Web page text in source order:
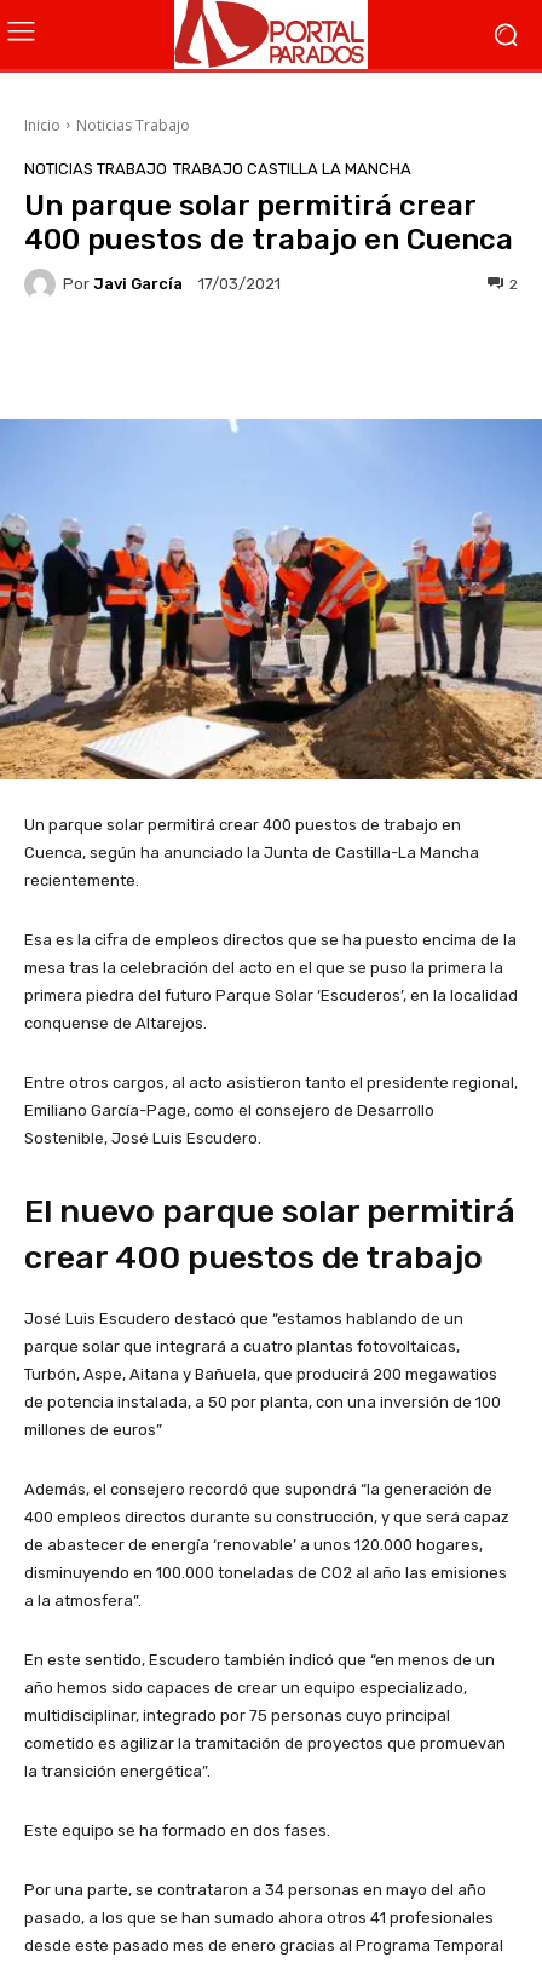
Inicio Noticias Trabajo
NOTICIAS TRABAJO TRABAJO CASTILLA LA MANCHA
Un parque solar permitirá crear
400 puestos de trabajo en Cuenca
Por Javi García 17/03/2021 2
Un parque solar permitirá crear 400 puestos de trabajo en
Cuenca, según ha anunciado la Junta de Castilla-La Mancha
recientemente.
Esa es la cifra de empleos directos que se ha puesto encima de la
mesa tras la celebración del acto en el que se puso la primera la
primera piedra del futuro Parque Solar ‘Escuderos’, en la localidad
conquense de Altarejos.
Entre otros cargos, al acto asistieron tanto el presidente regional,
Emiliano García-Page, como el consejero de Desarrollo
Sostenible, José Luis Escudero.
El nuevo parque solar permitirá
crear 400 puestos de trabajo
José Luis Escudero destacó que “estamos hablando de un
parque solar que integrará a cuatro plantas fotovoltaicas,
Turbón, Aspe, Aitana y Bañuela, que producirá 200 megawatios
de potencia instalada, a 50 por planta, con una inversión de 100
millones de euros”
Además, el consejero recordó que supondrá “la generación de
400 empleos directos durante su construcción, y que será capaz
de abastecer de energía ‘renovable’ a unos 120.000 hogares,
disminuyendo en 100.000 toneladas de CO2 al año las emisiones
a la atmosfera”.
En este sentido, Escudero también indicó que “en menos de un
año hemos sido capaces de crear un equipo especializado,
multidisciplinar, integrado por 75 personas cuyo principal
cometido es agilizar la tramitación de proyectos que promuevan
la transición energética”.
Este equipo se ha formado en dos fases.
Por una parte, se contrataron a 34 personas en mayo del año
pasado, a los que se han sumado ahora otros 41 profesionales
desde este pasado mes de enero gracias al Programa Temporal